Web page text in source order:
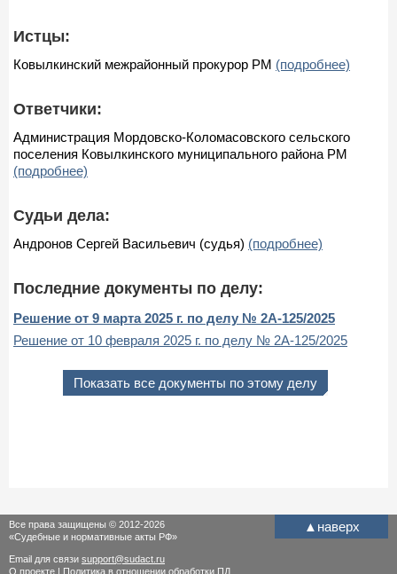
Истцы:
Ковылкинский межрайонный прокурор РМ (подробнее)
Ответчики:
Администрация Мордовско-Коломасовского сельского
поселения Ковылкинского муниципального района РМ
(подробнее)
Судьи дела:
Андронов Сергей Васильевич (судья) (подробнее)
Последние документы по делу:
Решение от 9 марта 2025 г. по делу № 2А-125/2025
Решение от 10 февраля 2025 г. по делу № 2А-125/2025
Показать все документы по этому делу
▲ наверх
Все права защищены © 2012-2026
«Судебные и нормативные акты РФ»
Email для связи support@sudact.ru
О проекте | Политика в отношении обработки ПД